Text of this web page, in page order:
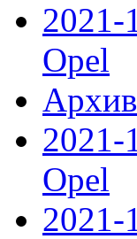
2021-
Opel
2021-
Opel
2021-